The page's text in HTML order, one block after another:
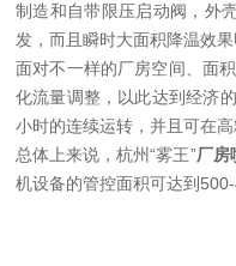
制造和自带限压启动阀，外
发，而且瞬时大面积降温效
面对不一样的厂房空间、面
化流量调整，以此达到经济
小时的连续运转，并且可在
总体上来说，杭州“雾王”厂房
机设备的管控面积可达到